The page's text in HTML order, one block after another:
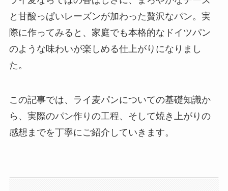
と甘酸っぱいレーズンが加わった贅沢なパン。実
際に作ってみると、家庭でも本格的なドイツパン
のような味わいが楽しめる仕上がりになりまし
た。
この記事では、ライ麦パンについての基礎知識か
ら、実際のパン作りの工程、そして焼き上がりの
感想までを丁寧にご紹介していきます。